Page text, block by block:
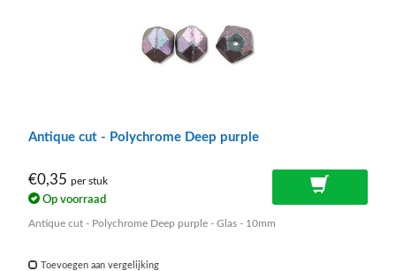
Antique cut - Polychrome Deep purple
€0,35 per stuk
Op voorraad
Antique cut - Polychrome Deep purple - Glas - 10mm
Toevoegen aan vergelijking